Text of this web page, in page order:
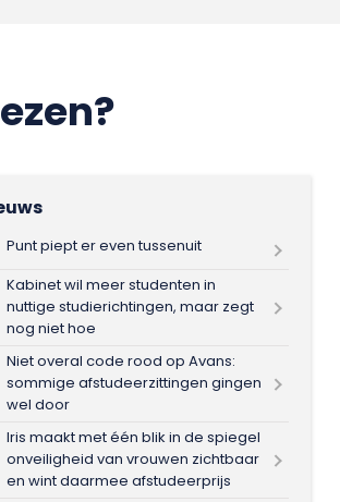
Punt piept er even tussenuit
Kabinet wil meer studenten in
nuttige studierichtingen, maar zegt
nog niet hoe
Niet overal code rood op Avans:
sommige afstudeerzittingen gingen
wel door
Iris maakt met één blik in de spiegel
onveiligheid van vrouwen zichtbaar
en wint daarmee afstudeerprijs